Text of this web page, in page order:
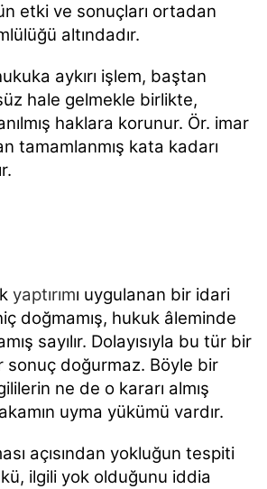
etki ve sonuçları ortadan
altındadır.
aykırı işlem, baştan
hale gelmekle birlikte,
haklara korunur. Ör. imar
tamamlanmış kata kadarı
yaptırımı uygulanan bir idari
doğmamış, hukuk âleminde
sayılır. Dolayısıyla bu tür bir
sonuç doğurmaz. Böyle bir
ne de o kararı almış
uyma yükümü vardır.
açısından yokluğun tespiti
ilgili yok olduğunu iddia